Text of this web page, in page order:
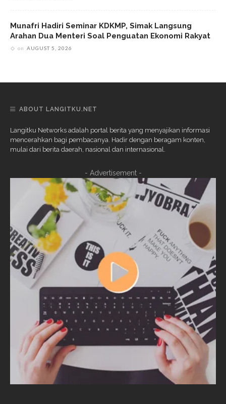
Munafri Hadiri Seminar KDKMP, Simak Langsung
Arahan Dua Menteri Soal Penguatan Ekonomi Rakyat
on AUGUST 5, 2026
ABOUT LANGITKU.NET
Langitku Networks adalah portal berita yang menyajikan informasi
mencerahkan bagi pembacanya. Hadir dengan beragam konten,
mulai dari berita daerah, nasional dan internasional.
- Advertisement -